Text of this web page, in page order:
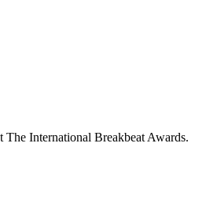
International Breakbeat Awards.